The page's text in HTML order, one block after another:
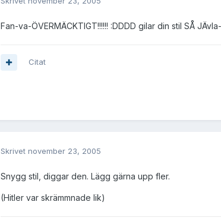
Fan-va-ÖVERMÄCKTIGT!!!!!! :DDDD gilar din stil SÅ
Citat
Skrivet november 23, 2005
Snygg stil, diggar den. Lägg gärna upp fler.
(Hitler var skrämmnade lik)